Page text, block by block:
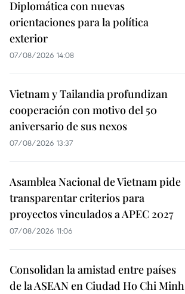
Diplomática con nuevas
orientaciones para la política
exterior
07/08/2026 14:08
Vietnam y Tailandia profundizan
cooperación con motivo del 50
aniversario de sus nexos
07/08/2026 13:37
Asamblea Nacional de Vietnam pide
transparentar criterios para
proyectos vinculados a APEC 2027
07/08/2026 11:06
Consolidan la amistad entre países
de la ASEAN en Ciudad Ho Chi Minh